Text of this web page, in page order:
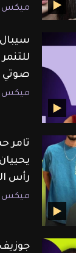
ميكس
صوتي
ميكس
تامر
رأس
ميكس